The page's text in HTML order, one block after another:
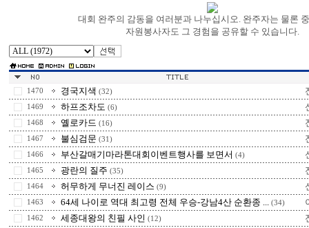
대회 완주의 감동을 여러분과 나누십시오. 완주자는 물론
자원봉사자도 그 경험을 공유할 수 있습니다.
1470 경국지색 (32)
1469 하프조차도 (6)
1468 옐로카드 (16)
1467 불심검문 (31)
1466 부산갈매기마라톤대회이벤트행사를 보면서 (4)
1465 광란의 질주 (35)
1464 허무하게 무너진 레이스 (9)
1463 64세 나이로 역대 최고령 전체 우승-강남4산 순환종 ... (34)
1462 세종대왕의 친필 사인 (12)